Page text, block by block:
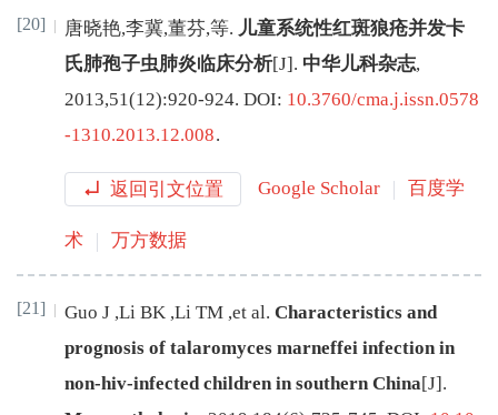
[20] 唐晓艳,李冀,董芬,等. 儿童系统性红斑狼疮并发卡
氏肺孢子虫肺炎临床分析[J] . 中华儿科杂志,
2013,51(12):920-924. DOI: 10.3760/cma.j.issn.0578
-1310.2013.12.008.
返回引文位置 Google Scholar 百度学
术 万方数据
[21] Guo J ,Li BK ,Li TM ,et al. Characteristics and
prognosis of talaromyces marneffei infection in
non-hiv-infected children in southern China[J].